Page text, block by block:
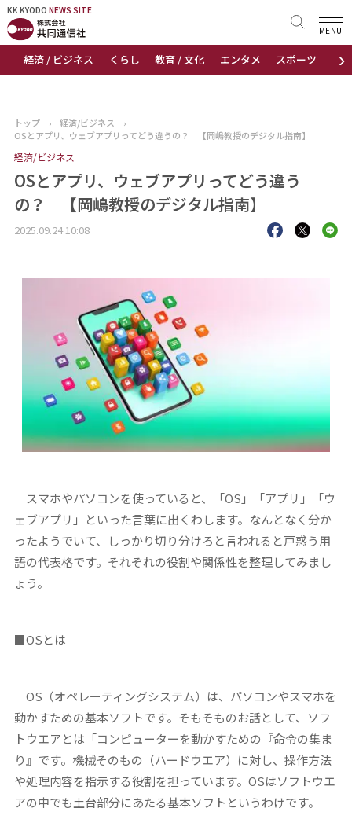
KK KYODO NEWS SITE
›
経済 / ビジネス くらし 教育 / 文化 エンタメ スポーツ 地域
MENU
KK KYODONEWS SITE
トップページ
ニュース
おすすめコンテンツ
出版物
トップ › 経済/ビジネス
›
OSとアプリ、ウェブアプリってどう違うの？ 【岡嶋教授のデジタル指南】
経済/ビジネス
OSとアプリ、ウェブアプリってどう違う
の？ 【岡嶋教授のデジタル指南】
2025.09.24 10:08
スマホやパソコンを使っていると、「OS」「アプリ」「ウ
ェブアプリ」といった言葉に出くわします。なんとなく分か
ったようでいて、しっかり切り分けろと言われると戸惑う用
語の代表格です。それぞれの役割や関係性を整理してみまし
ょう。
■OSとは
OS（オペレーティングシステム）は、パソコンやスマホを
動かすための基本ソフトです。そもそものお話として、ソフ
トウエアとは「コンピューターを動かすための『命令の集ま
り』です。機械そのもの（ハードウエア）に対し、操作方法
や処理内容を指示する役割を担っています。OSはソフトウエ
アの中でも土台部分にあたる基本ソフトというわけです。